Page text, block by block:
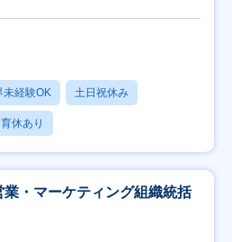
未経験OK 土日祝休み
休あり
・マーケティング組織統括